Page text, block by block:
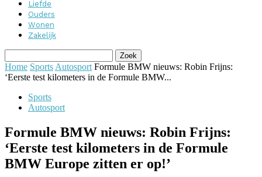
Liefde
Ouders
Wonen
Zakelijk
Home Sports Autosport Formule BMW nieuws: Robin Frijns:
‘Eerste test kilometers in de Formule BMW...
Sports
Autosport
Formule BMW nieuws: Robin Frijns:
‘Eerste test kilometers in de Formule
BMW Europe zitten er op!’